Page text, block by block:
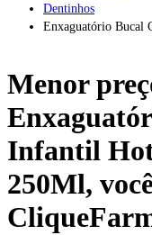
Dentinhos
Enxaguatório Bucal
Menor
Infantil
250Ml,